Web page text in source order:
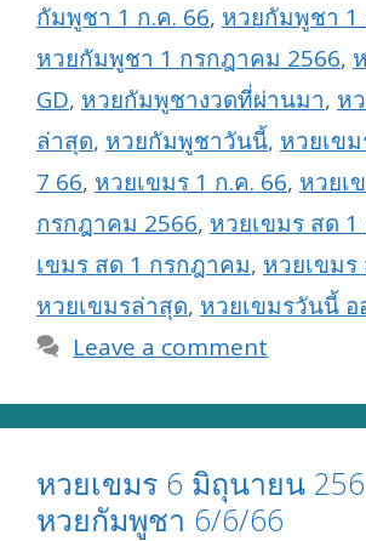
กัมพูชา 1 ก.ค. 66, หวยกัมพูชา 1
หวยกัมพูชา 1 กรกฎาคม 2566,
GD, หวยกัมพูชางวดที่ผ่านมา, ห
ล่าสุด, หวยกัมพูชาวันนี้, หวยเข
7 66, หวยเขมร 1 ก.ค. 66, หวยเ
กรกฎาคม 2566, หวยเขมร สด 1
เขมร สด 1 กรกฎาคม, หวยเขม
หวยเขมรล่าสุด, หวยเขมรวันนี้ อ
Leave a comment
หวยเขมร 6 มิถุนายน
หวยกัมพูชา 6/6/66